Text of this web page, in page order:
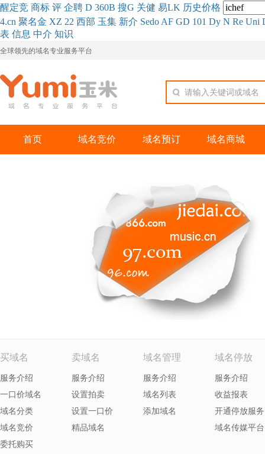
醒定竞 商标 评 企聘 D 360B 搜G 关健 易LK 历史价格
4.cn 聚名金 XZ 22 西部 玉集 新介 Sedo AF GD 101 Dy N Re Uni
表 信息 中介 知识